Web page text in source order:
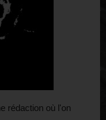
rédaction où l'on